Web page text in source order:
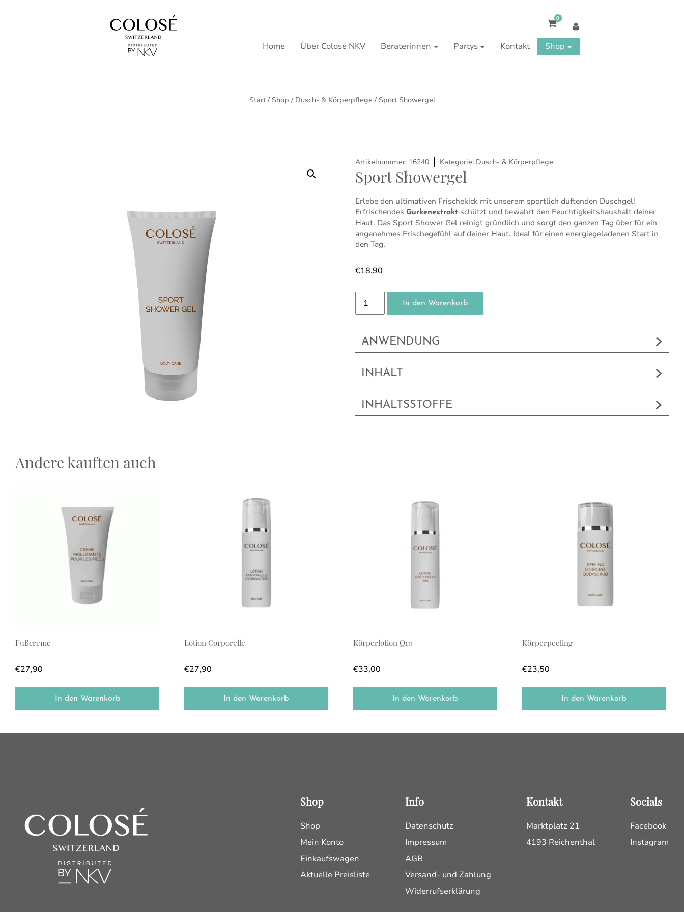
0
Home Über Colosé NKV Beraterinnen Partys Kontakt Shop
Start/ Shop / Dusch- & Körperpflege / Sport Showergel
Artikelnummer: 16240 Kategorie: Dusch- & Körperpflege
Sport Showergel
Erlebe den ultimativen Frischekick mit unserem sportlich duftenden Duschgel!
Erfrischendes Gurkenextraktschützt und bewahrt den Feuchtigkeitshaushalt deiner
Haut. Das Sport Shower Gel reinigt gründlich und sorgt den ganzen Tag über für ein
angenehmes Frischegefühl auf deiner Haut. Ideal für einen energiegeladenen Start in
den Tag.
€18,90
Sport Showergel Menge
In den Warenkorb
ANWENDUNG
INHALT
INHALTSSTOFFE
Andere kauften auch
Fußcreme
€27,90
In den Warenkorb
Lotion Corporelle
€27,90
In den Warenkorb
Körperlotion Q10
€33,00
In den Warenkorb
Körperpeeling
€23,50
In den Warenkorb
Shop
Shop
Mein Konto
Einkaufswagen
Aktuelle Preisliste
Info
Datenschutz
Impressum
AGB
Versand- und Zahlung
Widerrufserklärung
Kontakt
Marktplatz 21
4193 Reichenthal
Socials
Facebook
Instagram